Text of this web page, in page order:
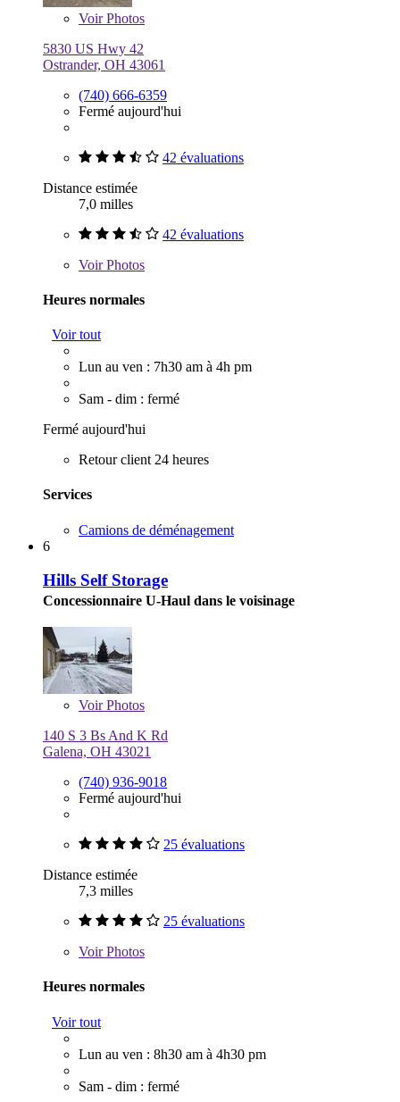
VoirPhotos
5830 US Hwy 42
Ostrander, OH 43061
(740) 666-6359
Fermé aujourd'hui
42 évaluations
Distance estimée
7,0 milles
42 évaluations
VoirPhotos
Heures normales
Voir tout
Lun au ven : 7h30 am à 4h pm
Sam - dim : fermé
Fermé aujourd'hui
Retour client 24 heures
Services
Camions de déménagement
6
Hills Self Storage
Concessionnaire U-Haul dans le voisinage
VoirPhotos
140 S 3 Bs And K Rd
Galena, OH 43021
(740) 936-9018
Fermé aujourd'hui
25 évaluations
Distance estimée
7,3 milles
25 évaluations
VoirPhotos
Heures normales
Voir tout
Lun au ven : 8h30 am à 4h30 pm
Sam - dim : fermé